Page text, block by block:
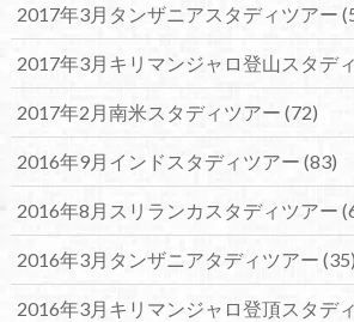
2017年3月タンザニアスタディツアー
2017年3月キリマンジャロ登山スタデ
2017年2月南米スタディツアー (72)
2016年9月インドスタディツアー (83)
2016年8月スリランカスタディツアー
2016年3月タンザニアタディツアー (35)
2016年3月キリマンジャロ登頂スタデ